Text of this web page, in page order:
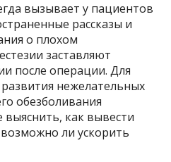
вызывает у пациентов
рассказы и
о плохом
заставляют
после операции. Для
нежелательных
обезболивания
выяснить, как вывести
ли ускорить